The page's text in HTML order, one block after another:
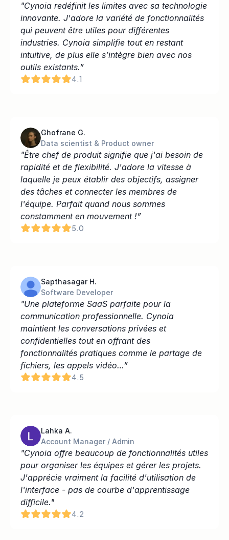
"Cynoia redéfinit les limites avec sa technologie
innovante. J'adore la variété de fonctionnalités
qui peuvent être utiles pour différentes
industries. Cynoia simplifie tout en restant
intuitive, de plus elle s’intègre bien avec nos
outils existants.”
4.1
Ghofrane G.
Data scientist & Product owner
"Être chef de produit signifie que j'ai besoin de
rapidité et de flexibilité. J'adore la vitesse à
laquelle je peux établir des objectifs, assigner
des tâches et connecter les membres de
l'équipe. Parfait quand nous sommes
constamment en mouvement !”
5.0
Sapthasagar H.
Software Developer
"Une plateforme SaaS parfaite pour la
communication professionnelle. Cynoia
maintient les conversations privées et
confidentielles tout en offrant des
fonctionnalités pratiques comme le partage de
fichiers, les appels vidéo…”
4.5
Lahka A.
Account Manager / Admin
"Cynoia offre beaucoup de fonctionnalités utiles
pour organiser les équipes et gérer les projets.
J'apprécie vraiment la facilité d'utilisation de
l'interface - pas de courbe d'apprentissage
difficile."
4.2